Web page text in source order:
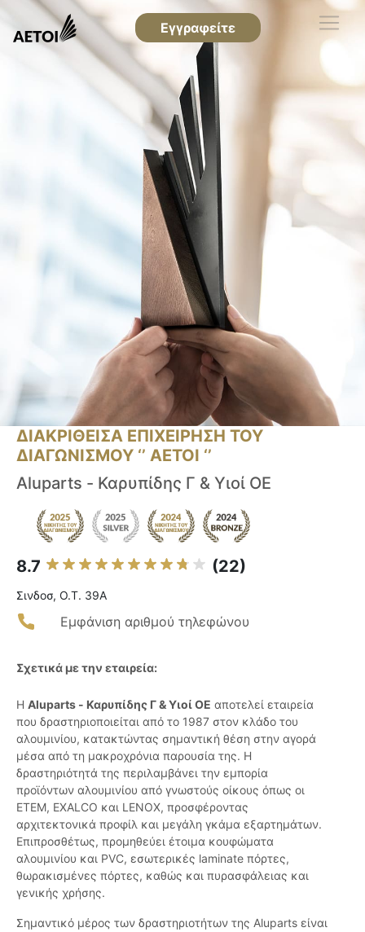
Εγγραφείτε
ΔΙΑΚΡΙΘΕΙΣΑ ΕΠΙΧΕΙΡΗΣΗ ΤΟΥ
ΔΙΑΓΩΝΙΣΜΟΥ ‘’ ΑΕΤΟΙ ‘’
Aluparts - Καρυπίδης Γ & Υιοί ΟΕ
8.7 (22)
Σινδοσ, Ο.Τ. 39Α
Εμφάνιση αριθμού τηλεφώνου
Σχετικά με την εταιρεία:
Η Aluparts - Καρυπίδης Γ & Υιοί ΟΕ αποτελεί εταιρεία
που δραστηριοποιείται από το 1987 στον κλάδο του
αλουμινίου, κατακτώντας σημαντική θέση στην αγορά
μέσα από τη μακροχρόνια παρουσία της. Η
δραστηριότητά της περιλαμβάνει την εμπορία
προϊόντων αλουμινίου από γνωστούς οίκους όπως οι
ETEM, EXALCO και LENOX, προσφέροντας
αρχιτεκτονικά προφίλ και μεγάλη γκάμα εξαρτημάτων.
Επιπροσθέτως, προμηθεύει έτοιμα κουφώματα
αλουμινίου και PVC, εσωτερικές laminate πόρτες,
θωρακισμένες πόρτες, καθώς και πυρασφάλειας και
γενικής χρήσης.
Σημαντικό μέρος των δραστηριοτήτων της Aluparts είναι